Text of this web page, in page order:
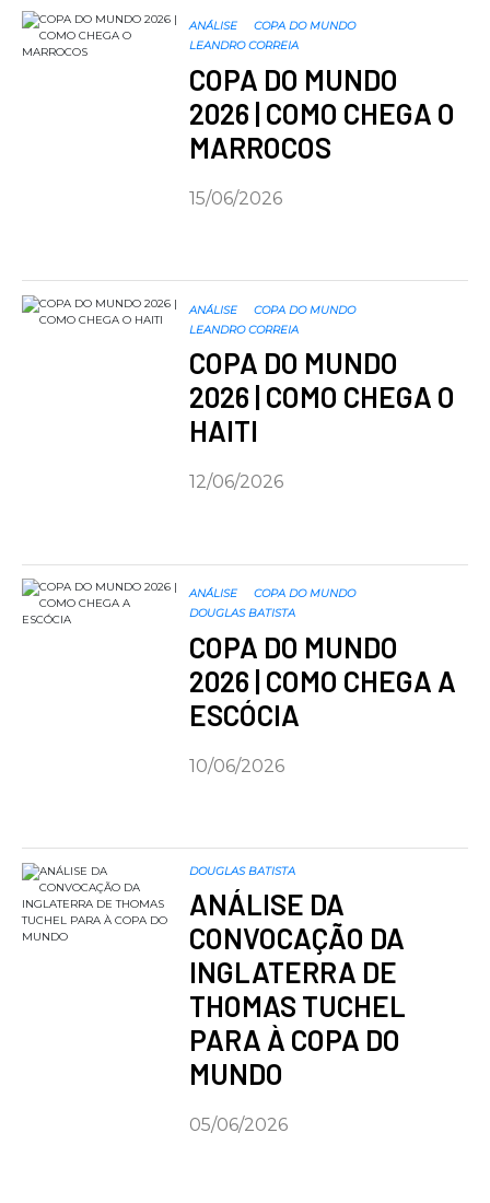
ANÁLISE
COPA DO MUNDO
LEANDRO CORREIA
COPA DO MUNDO
2026 | COMO CHEGA O
MARROCOS
15/06/2026
ANÁLISE
COPA DO MUNDO
LEANDRO CORREIA
COPA DO MUNDO
2026 | COMO CHEGA O
HAITI
12/06/2026
ANÁLISE
COPA DO MUNDO
DOUGLAS BATISTA
COPA DO MUNDO
2026 | COMO CHEGA A
ESCÓCIA
10/06/2026
DOUGLAS BATISTA
ANÁLISE DA
CONVOCAÇÃO DA
INGLATERRA DE
THOMAS TUCHEL
PARA À COPA DO
MUNDO
05/06/2026